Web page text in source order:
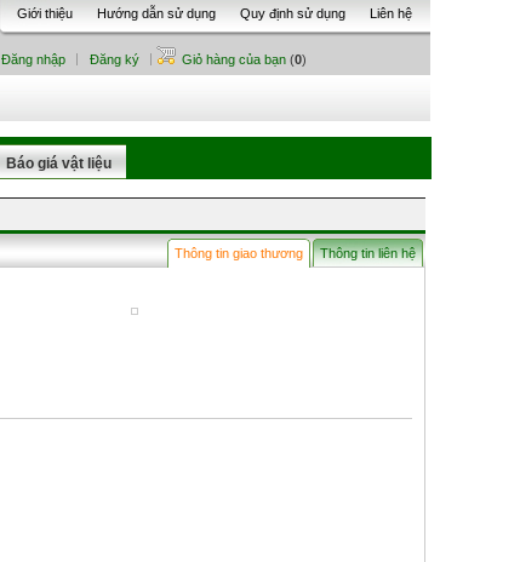
Giới thiệu Hướng dẫn sử dụng Quy định sử dụng Liên hệ
Đăng nhập Đăng ký Giỏ hàng của bạn (0)
Báo giá vật liệu
Thông tin giao thương Thông tin liên hệ